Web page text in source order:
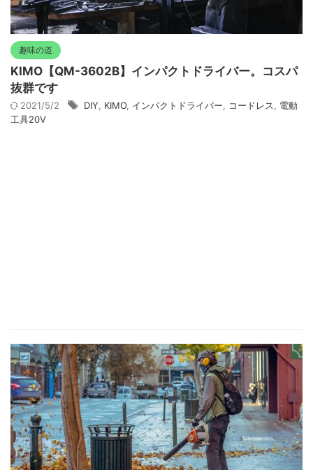
趣味の道
KIMO【QM-3602B】インパクトドライバー。コスパ
抜群です
2021/5/2 DIY, KIMO, インパクトドライバー, コードレス, 電動
工具20V